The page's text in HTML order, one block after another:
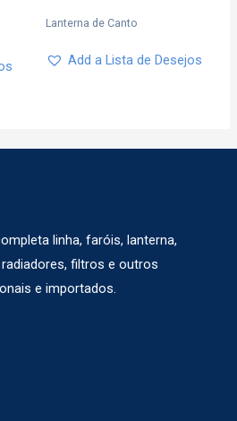
Lanterna de Canto
Add a Lista de Desejos
linha, faróis, lanterna,
filtros e outros
e importados.